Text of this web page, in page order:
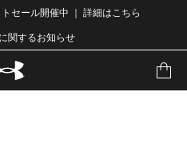
セール開催中 ｜ 詳細はこちら
関するお知らせ